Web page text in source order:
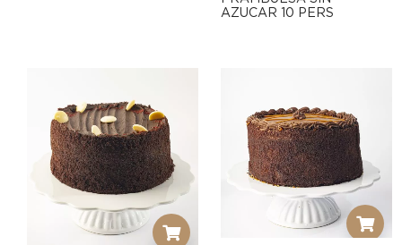
AZUCAR 10 PERS